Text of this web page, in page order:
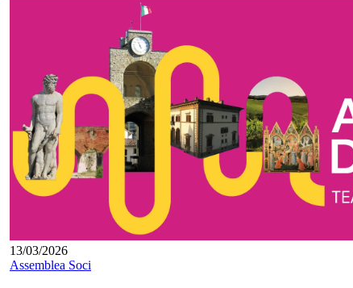
13/03/2026
Assemblea Soci